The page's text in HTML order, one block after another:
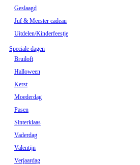
Geslaagd
Juf & Meester cadeau
Uitdelen/Kinderfeestje
Speciale dagen
Bruiloft
Halloween
Kerst
Moederdag
Pasen
Sinterklaas
Vaderdag
Valentijn
Verjaardag